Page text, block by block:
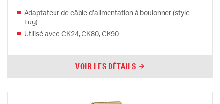
Adaptateur de câble d’alimentation à boulonner (style
Lug)
Utilisé avec CK24, CK80, CK90
VOIR LES DÉTAILS